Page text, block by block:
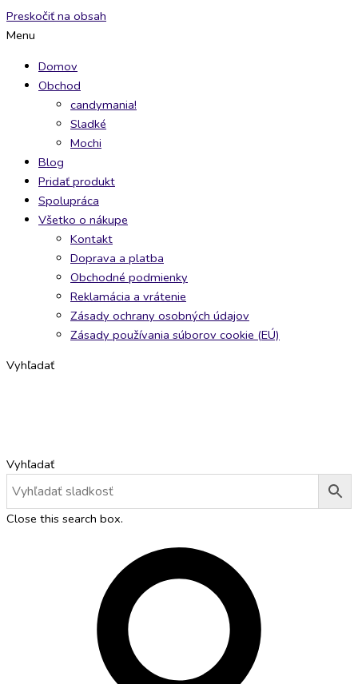
Preskočiť na obsah
Menu
Domov
Obchod
candymania!
Sladké
Mochi
Blog
Pridať produkt
Spolupráca
Všetko o nákupe
Kontakt
Doprava a platba
Obchodné podmienky
Reklamácia a vrátenie
Zásady ochrany osobných údajov
Zásady používania súborov cookie (EÚ)
Vyhľadať
Vyhľadať
Close this search box.